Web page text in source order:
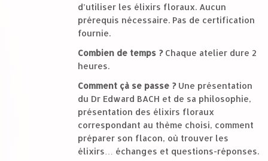
d’utiliser les élixirs floraux. Aucun
prérequis nécessaire. Pas de certification
fournie.
Combien de temps ?Chaque atelier dure 2
heures.
Comment çà se passe ?Une présentation
du Dr Edward BACH et de sa philosophie,
présentation des élixirs floraux
correspondant au thème choisi, comment
préparer son flacon, où trouver les
élixirs… échanges et questions-réponses.